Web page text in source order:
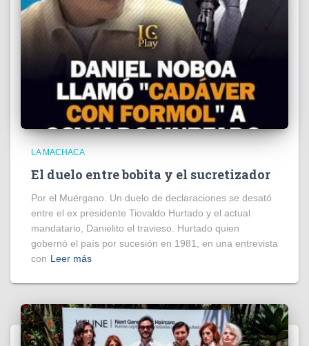
LA MACHACA
El duelo entre bobita y el sucretizador
Por el Muérgano. Un duelo de declaraciones se desató
entre el ex presidente Tiovaldo Hurtado y el actual
mandatario, Danielito el travieso. Hurtado quien
gobernó el país por sucesión en 1981, en una entrevista
con Leer más